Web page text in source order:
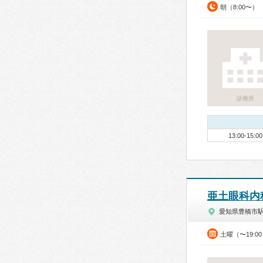
朝（8:00〜）
診療所
13:00-15:00
亜土眼科
愛知県豊橋市
土曜（〜